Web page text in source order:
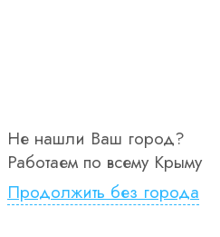
Не нашли Ваш город?
Работаем по всему Крыму
Продолжить без города